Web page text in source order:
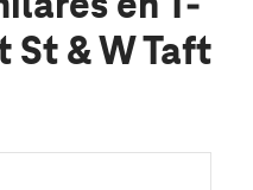
St & W Taft